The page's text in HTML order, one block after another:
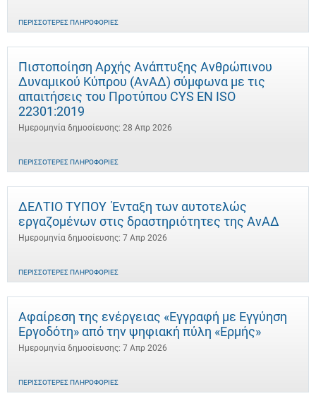
ΠΕΡΙΣΣΌΤΕΡΕΣ ΠΛΗΡΟΦΟΡΊΕΣ
Πιστοποίηση Αρχής Ανάπτυξης Ανθρώπινου
Δυναμικού Κύπρου (ΑνΑΔ) σύμφωνα με τις
απαιτήσεις του Προτύπου CYS EN ISO
22301:2019
Ημερομηνία δημοσίευσης: 28 Απρ 2026
ΠΕΡΙΣΣΌΤΕΡΕΣ ΠΛΗΡΟΦΟΡΊΕΣ
ΔΕΛΤΙΟ ΤΥΠΟΥ Ένταξη των αυτοτελώς
εργαζομένων στις δραστηριότητες της ΑνΑΔ
Ημερομηνία δημοσίευσης: 7 Απρ 2026
ΠΕΡΙΣΣΌΤΕΡΕΣ ΠΛΗΡΟΦΟΡΊΕΣ
Αφαίρεση της ενέργειας «Εγγραφή με Εγγύηση
Εργοδότη» από την ψηφιακή πύλη «Ερμής»
Ημερομηνία δημοσίευσης: 7 Απρ 2026
ΠΕΡΙΣΣΌΤΕΡΕΣ ΠΛΗΡΟΦΟΡΊΕΣ